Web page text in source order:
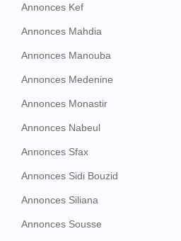
Annonces Kef
Annonces Mahdia
Annonces Manouba
Annonces Medenine
Annonces Monastir
Annonces Nabeul
Annonces Sfax
Annonces Sidi Bouzid
Annonces Siliana
Annonces Sousse